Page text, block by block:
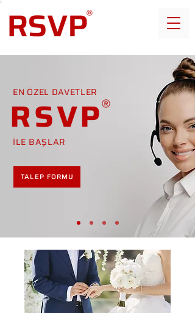
EN ÖZEL DAVETLER
RSVP
İLE BAŞLAR
TALEP FORMU